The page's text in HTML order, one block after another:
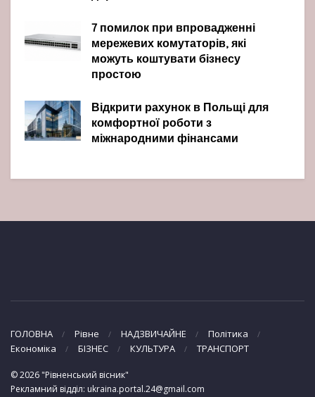
7 помилок при впровадженні
мережевих комутаторів, які
можуть коштувати бізнесу
простою
Відкрити рахунок в Польщі для
комфортної роботи з
міжнародними фінансами
ГОЛОВНА Рівне НАДЗВИЧАЙНЕ
Політика
Економіка
БІЗНЕС КУЛЬТУРА ТРАНСПОРТ
© 2026 "Рівненський вісник"
Рекламний відділ: ukraina.portal.24@gmail.com